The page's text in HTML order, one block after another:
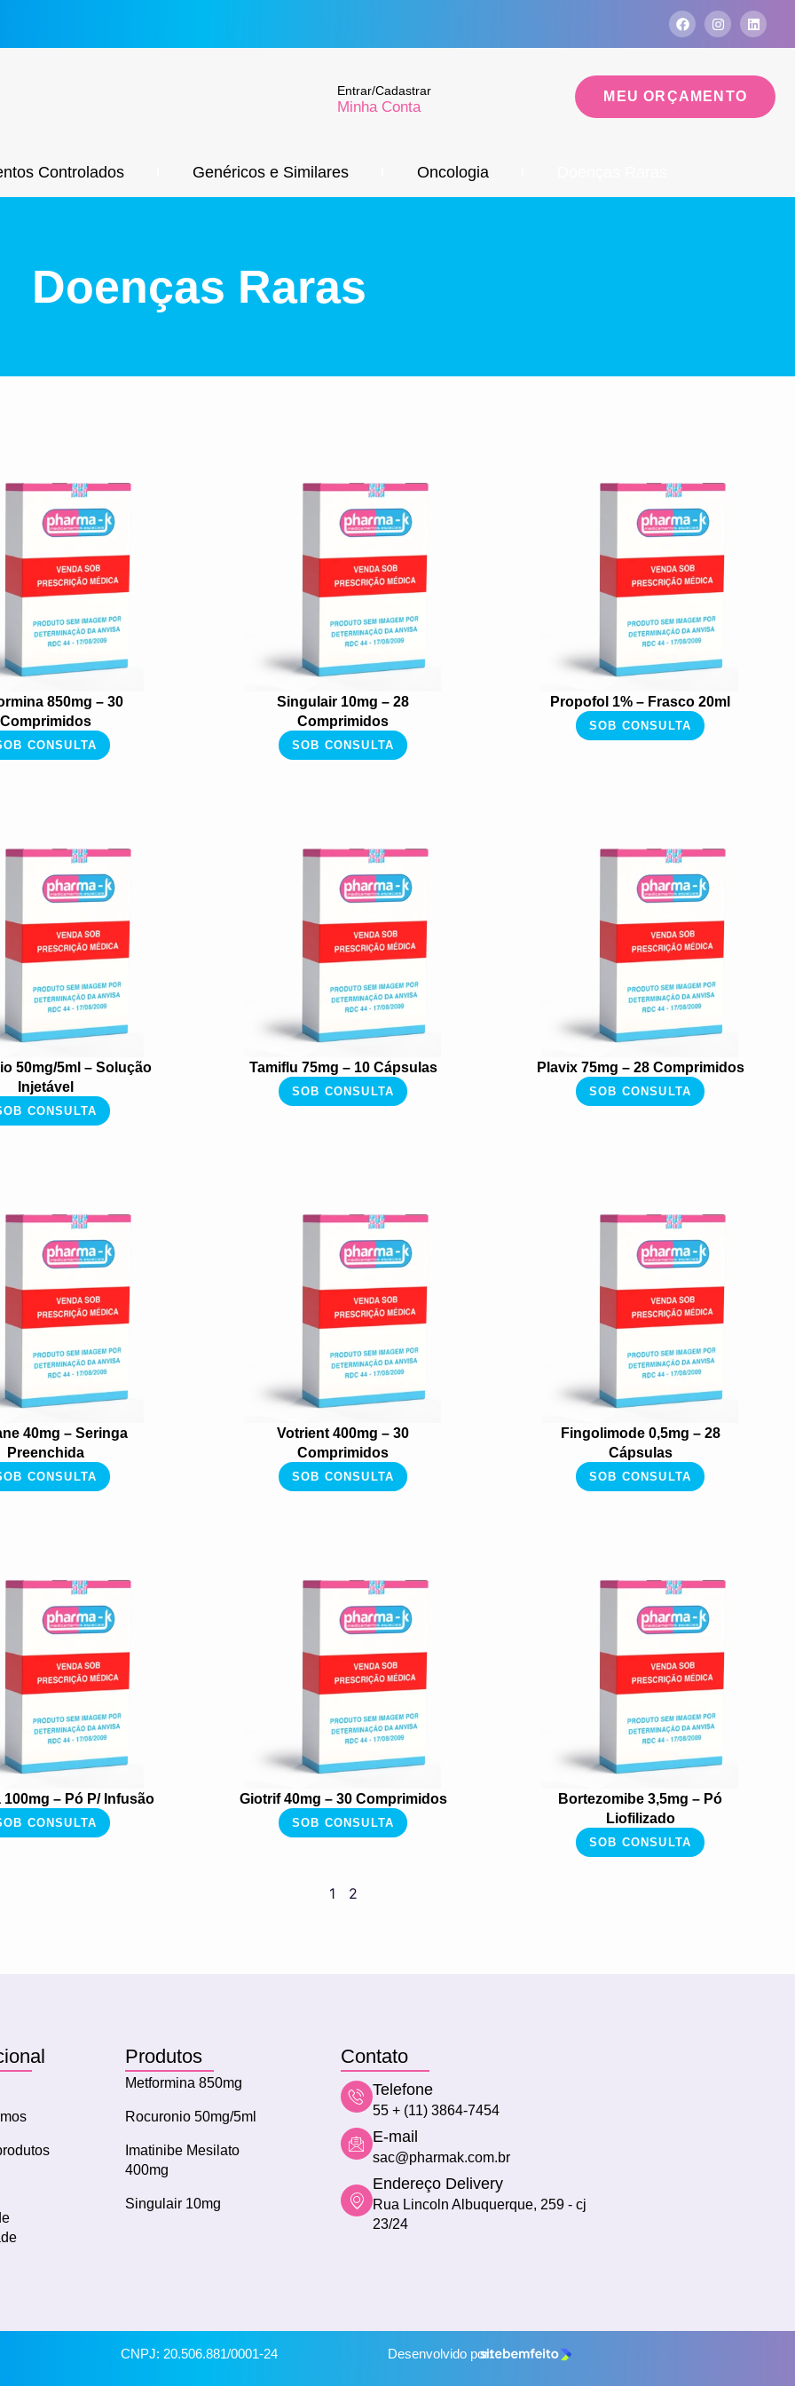
Entrar/Cadastrar
Minha Conta
MEU ORÇAMENTO
Controlados Genéricos e Similares Oncologia
Doenças Raras
850mg – 30
Comprimidos
CONSULTA
Singulair 10mg – 28
Comprimidos
SOB CONSULTA
Propofol 1% – Frasco 20ml
SOB CONSULTA
50mg/5ml – Solução
Injetável
CONSULTA
Tamiflu 75mg – 10 Cápsulas
SOB CONSULTA
Plavix 75mg – 28 Comprimidos
SOB CONSULTA
40mg – Seringa
Preenchida
CONSULTA
Votrient 400mg – 30
Comprimidos
SOB CONSULTA
Fingolimode 0,5mg – 28
Cápsulas
SOB CONSULTA
100mg – Pó P/ Infusão
CONSULTA
Giotrif 40mg – 30 Comprimidos
SOB CONSULTA
Bortezomibe 3,5mg – Pó
Liofilizado
SOB CONSULTA
1 2
Produtos
Metformina 850mg
Rocuronio 50mg/5ml
Imatinibe Mesilato
400mg
Singulair 10mg
Contato
Telefone
55 + (11) 3864-7454
E-mail
sac@pharmak.com.br
Endereço Delivery
Rua Lincoln Albuquerque, 259 - cj
23/24
CNPJ: 20.506.881/0001-24 Desenvolvido por: